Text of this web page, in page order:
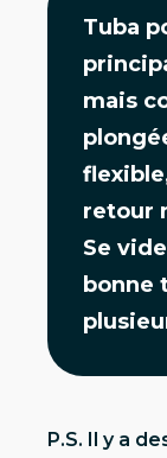
Tuba
mais
retour
Se
bonne
P.S. Il y a